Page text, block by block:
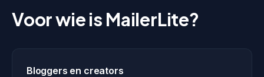
Voor wie is MailerLite?
Bloggers en creators